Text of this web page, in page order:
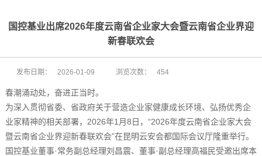
国控基业出席2026年度云南省企业家大会暨云南省企业界迎
新春联欢会
发布日期： 2026-01-09 浏览次数： 454
春潮涌动处，奋进正当时。
为深入贯彻省委、省政府关于营造企业家健康成长环境、弘扬优秀企
业家精神的相关部署，2026年1月8日，“2026年度云南省企业家大会
暨云南省企业界迎新春联欢会”在昆明云安会都国际会议厅隆重举行。
国控基业董事·常务副总经理刘昌震、董事·副总经理高福民受邀出席本